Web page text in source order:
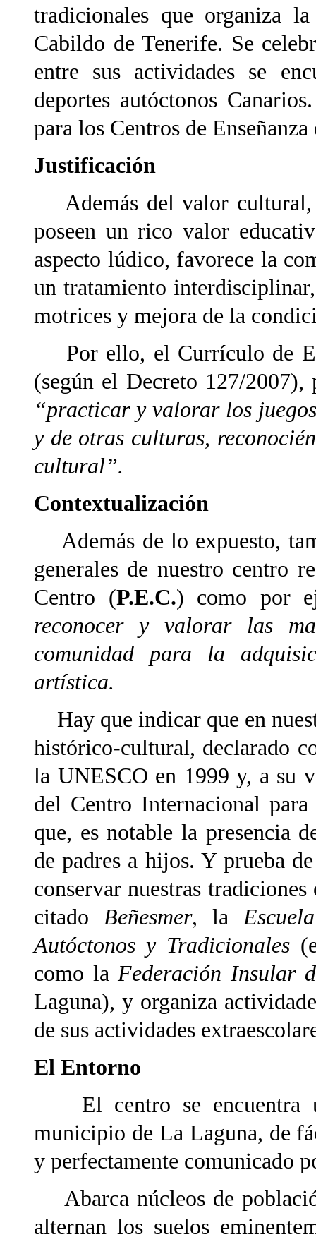
tradicionales que organiza
Cabildo de Tenerife. Se
entre sus actividades se
deportes autóctonos
para los Centros de
Justificación
Además del valor cultural,
poseen un rico valor
aspecto lúdico, favorece la
un tratamiento
motrices y mejora de la
Por ello, el Currículo de
(según el Decreto 127/
“practicar y valorar los
y de otras culturas,
cultural”.
Contextualización
Además de lo expuesto,
generales de nuestro centro
Centro (P.E.C.) como por
reconocer y valorar las
comunidad para la
artística.
Hay que indicar que en
histórico-cultural, declarado
la UNESCO en 1999 y, a su
del Centro Internacional
que, es notable la presencia
de padres a hijos. Y prueba
conservar nuestras
citadoBeñesmer, la
Autóctonos y Tradicionales
como laFederación Insular
Laguna), y organiza
de sus actividades
El Entorno
El centro se encuentra
municipio de La Laguna, de
y perfectamente comunicado
Abarca núcleos de
alternan los suelos